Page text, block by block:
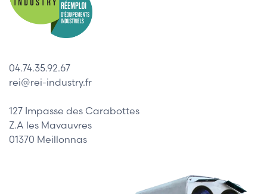
04.74.35.92.67
rei@rei-industry.fr
127 Impasse des Carabottes
Z.A les Mavauvres
01370 Meillonnas